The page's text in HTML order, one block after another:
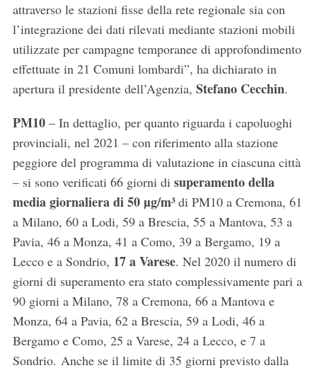
attraverso le stazioni fisse della rete regionale sia con
l’integrazione dei dati rilevati mediante stazioni mobili
utilizzate per campagne temporanee di approfondimento
effettuate in 21 Comuni lombardi”, ha dichiarato in
apertura il presidente dell’Agenzia, Stefano Cecchin.
PM10 – In dettaglio, per quanto riguarda i capoluoghi
provinciali, nel 2021 – con riferimento alla stazione
peggiore del programma di valutazione in ciascuna città
– si sono verificati 66 giorni di superamento della
media giornaliera di 50 µg/m³di PM10 a Cremona, 61
a Milano, 60 a Lodi, 59 a Brescia, 55 a Mantova, 53 a
Pavia, 46 a Monza, 41 a Como, 39 a Bergamo, 19 a
Lecco e a Sondrio, 17 a Varese. Nel 2020 il numero di
giorni di superamento era stato complessivamente pari a
90 giorni a Milano, 78 a Cremona, 66 a Mantova e
Monza, 64 a Pavia, 62 a Brescia, 59 a Lodi, 46 a
Bergamo e Como, 25 a Varese, 24 a Lecco, e 7 a
Sondrio. Anche se il limite di 35 giorni previsto dalla